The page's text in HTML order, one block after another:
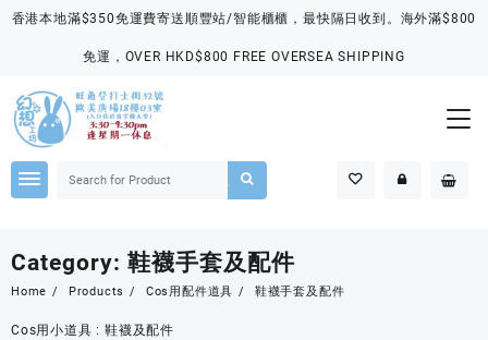
Skip
香港本地滿$350免運費寄送順豐站/智能櫃櫃，最快隔日收到。海外滿$800
免運，OVER HKD$800 FREE OVERSEA SHIPPING
Category: 鞋襪手套及配件
Home Products Cos用配件道具 鞋襪手套及配件
Cos用小道具 : 鞋襪及配件